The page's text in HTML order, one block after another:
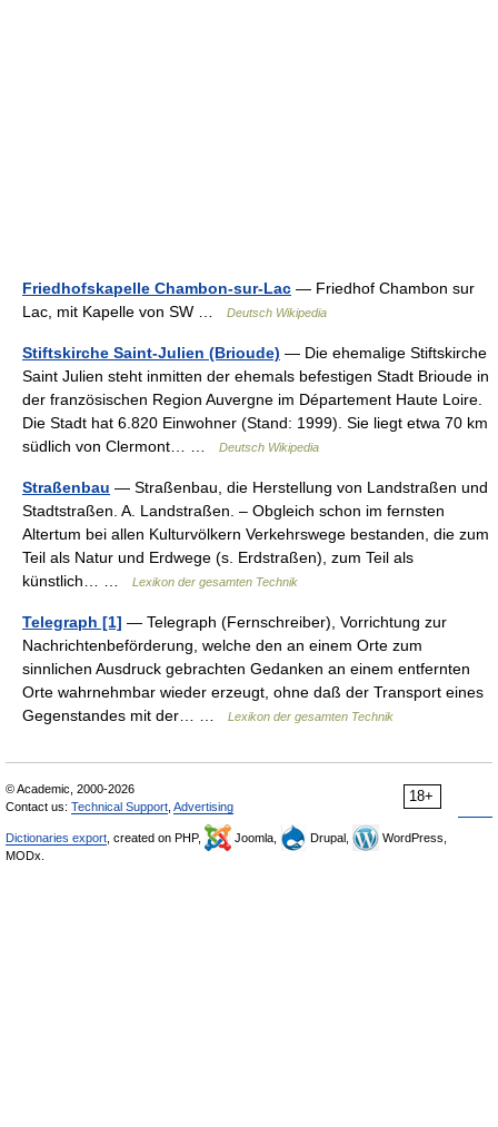
Friedhofskapelle Chambon-sur-Lac — Friedhof Chambon sur
Lac, mit Kapelle von SW …
Deutsch Wikipedia
Stiftskirche Saint-Julien (Brioude) — Die ehemalige Stiftskirche
Saint Julien steht inmitten der ehemals befestigen Stadt Brioude in
der französischen Region Auvergne im Département Haute Loire.
Die Stadt hat 6.820 Einwohner (Stand: 1999). Sie liegt etwa 70 km
südlich von Clermont… …
Deutsch Wikipedia
Straßenbau — Straßenbau, die Herstellung von Landstraßen und
Stadtstraßen. A. Landstraßen. – Obgleich schon im fernsten
Altertum bei allen Kulturvölkern Verkehrswege bestanden, die zum
Teil als Natur und Erdwege (s. Erdstraßen), zum Teil als
künstlich… …
Lexikon der gesamten Technik
Telegraph [1] — Telegraph (Fernschreiber), Vorrichtung zur
Nachrichtenbeförderung, welche den an einem Orte zum
sinnlichen Ausdruck gebrachten Gedanken an einem entfernten
Orte wahrnehmbar wieder erzeugt, ohne daß der Transport eines
Gegenstandes mit der… …
Lexikon der gesamten Technik
18+
© Academic, 2000-2026
Contact us: Technical Support Advertising
Dictionaries export , created on PHP, Joomla, Drupal,
WordPress,
MODx.